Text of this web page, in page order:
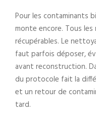
Pour les contaminants
monte encore. Tous
récupérables. Le
faut parfois déposer,
avant reconstruction.
du protocole fait la
et un retour de
tard.